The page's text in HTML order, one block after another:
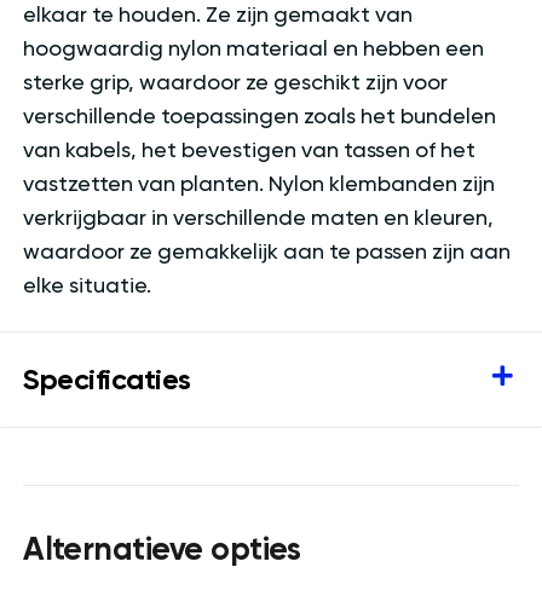
elkaar te houden. Ze zijn gemaakt van
hoogwaardig nylon materiaal en hebben een
sterke grip, waardoor ze geschikt zijn voor
verschillende toepassingen zoals het bundelen
van kabels, het bevestigen van tassen of het
vastzetten van planten. Nylon klembanden zijn
verkrijgbaar in verschillende maten en kleuren,
waardoor ze gemakkelijk aan te passen zijn aan
elke situatie.
Specificaties
Alternatieve opties